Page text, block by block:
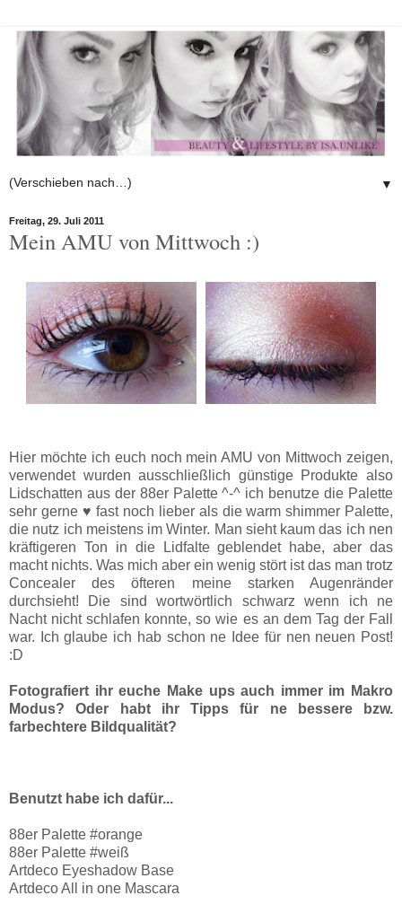
▼
Freitag, 29. Juli 2011
Mein AMU von Mittwoch :)
Hier möchte ich euch noch mein AMU von Mittwoch zeigen,
verwendet wurden ausschließlich günstige Produkte also
Lidschatten aus der 88er Palette ^-^ ich benutze die Palette
sehr gerne ♥ fast noch lieber als die warm shimmer Palette,
die nutz ich meistens im Winter. Man sieht kaum das ich nen
kräftigeren Ton in die Lidfalte geblendet habe, aber das
macht nichts. Was mich aber ein wenig stört ist das man trotz
Concealer des öfteren meine starken Augenränder
durchsieht! Die sind wortwörtlich schwarz wenn ich ne
Nacht nicht schlafen konnte, so wie es an dem Tag der Fall
war. Ich glaube ich hab schon ne Idee für nen neuen Post!
:D
Fotografiert ihr euche Make ups auch immer im Makro
Modus? Oder habt ihr Tipps für ne bessere bzw.
farbechtere Bildqualität?
Benutzt habe ich dafür...
88er Palette #orange
88er Palette #weiß
Artdeco Eyeshadow Base
Artdeco All in one Mascara